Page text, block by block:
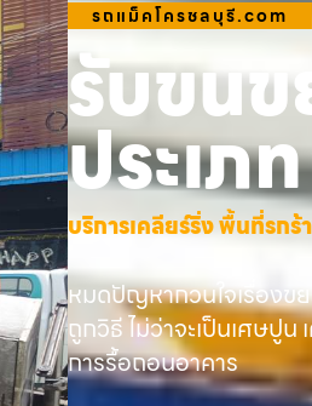
รถแม็คโครชลบุรี.com
รับขน
ประเภท
บริการเคลียร์ริ่ง พื้นที่รก
หมดปัญหากวนใจเรื่องข
ถูกวิธี ไม่ว่าจะเป็นเศษปู
การรื้อถอนอาคาร